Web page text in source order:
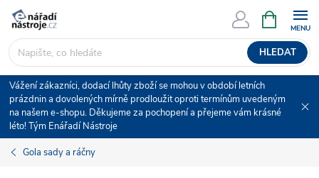
Přejít
obsah
HLEDAT
NÁKUPNÍ
KOŠÍK
Vážení zákazníci, dodací lhůty zboží se mohou v období letních
prázdnin a dovolených mírně prodloužit oproti termínům uvedeným
na našem e-shopu. Děkujeme za pochopení a přejeme vám krásné
léto! Tým Enářadí Nástroje
Gola sady a ráčny